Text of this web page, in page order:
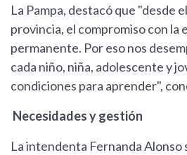
La Pampa, destacó que "desde
provincia, el compromiso con la
permanente. Por eso nos
cada niño, niña, adolescente y
condiciones para aprender",
Necesidades y gestión
La intendenta Fernanda Alonso